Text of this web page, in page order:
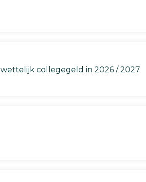
wettelijk collegegeld in 2026 / 2027